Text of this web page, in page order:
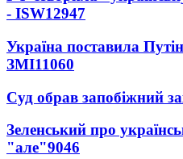
- ISW12947
Україна поставила
ЗМІ11060
Суд обрав запобіжний
Зеленський про
"але"9046